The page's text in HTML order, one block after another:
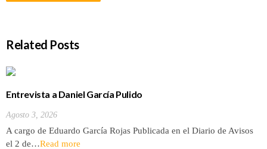
Related Posts
Entrevista a Daniel García Pulido
Agosto 3, 2026
A cargo de Eduardo García Rojas Publicada en el Diario de Avisos
el 2 de…Read more